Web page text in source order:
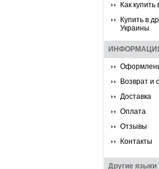
Как
Купить в
Украины
Возврат и
Доставка
Оплата
Отзывы
Контакты
Другие языки